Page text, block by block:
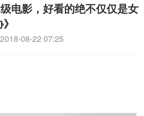
级电影，好看的绝不仅仅是女
08-22 07:25